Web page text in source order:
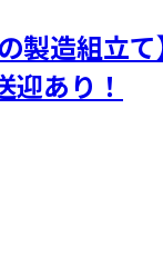
製造組立
あり！